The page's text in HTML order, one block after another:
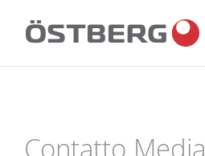
innehållet
Contatto Media